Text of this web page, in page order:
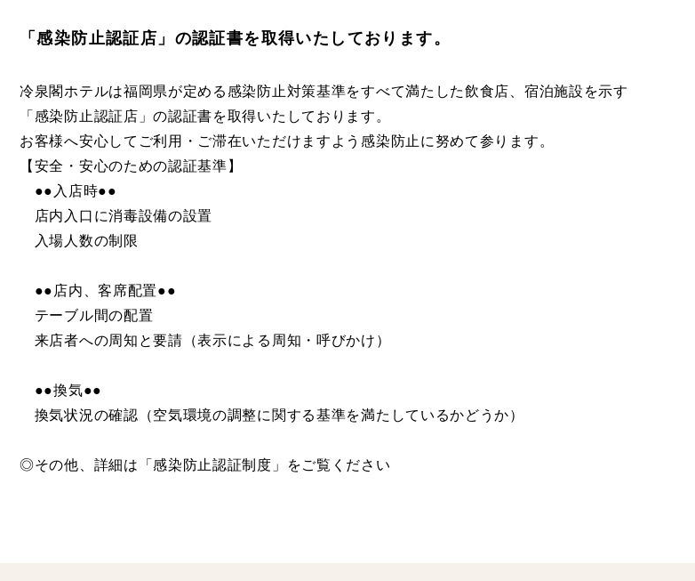
「感染防止認証店」の認証書を取得いたしております。
冷泉閣ホテルは福岡県が定める感染防止対策基準をすべて満たした飲食店、宿泊施設を示す
「感染防止認証店」の認証書を取得いたしております。
お客様へ安心してご利用・ご滞在いただけますよう感染防止に努めて参ります。
【安全・安心のための認証基準】
●●入店時●●
店内入口に消毒設備の設置
入場人数の制限
●●店内、客席配置●●
テーブル間の配置
来店者への周知と要請（表示による周知・呼びかけ）
●●換気●●
換気状況の確認（空気環境の調整に関する基準を満たしているかどうか）
◎その他、詳細は「感染防止認証制度」をご覧ください